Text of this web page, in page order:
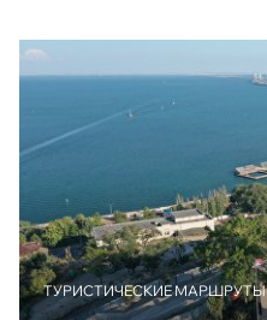
ТУРИСТИЧЕСКИЕ МАРШРУТЫ